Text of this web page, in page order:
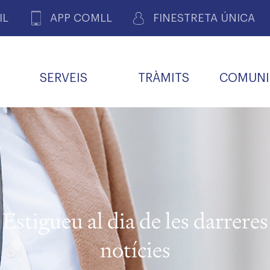
APP COMLL FINESTRETA ÚNICA
DE PACIENTS DE LLEIDA
SERVEIS TRÀMITS
DE GOVERN COMISSIÓ DEONTOLÒGICA
INFORMÀTICA I NOVES
TECNOLOGIES
DE FEINA
ALERTES
FARMACÈUTIQUES
R
CARNET METGE
COL·LEGIAT
Estigueu al dia de les darreres
notícies